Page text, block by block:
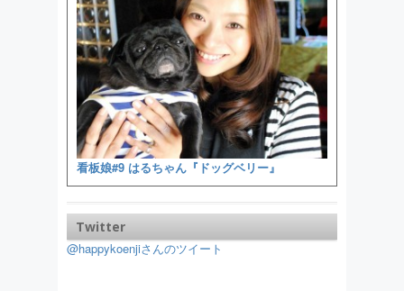
看板娘#9 はるちゃん『ドッグベリー』
Twitter
@happykoenjiさんのツイート